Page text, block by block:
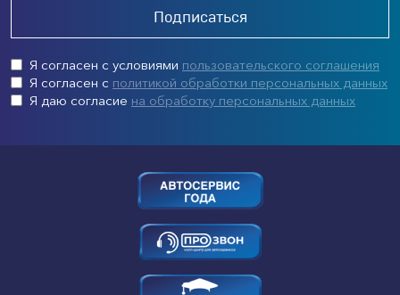
Подписаться
Я согласен с условиями пользовательского соглашения
Я согласен с политикой обработки персональных данных
Я даю согласие на обработку персональных данных